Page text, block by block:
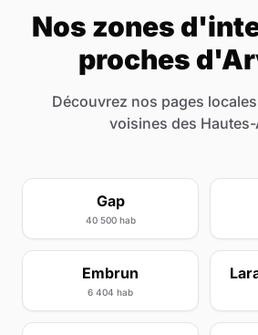
Nos zones
proches
Découvrez nos pages locales
voisines des
Gap
40 500 hab
Embrun
6 404 hab